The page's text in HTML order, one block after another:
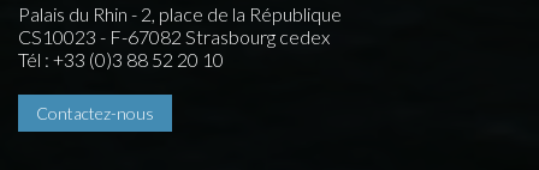
Palais du Rhin - 2, place de la République
CS10023 - F-67082 Strasbourg cedex
Tél : +33 (0)3 88 52 20 10
Contactez-nous